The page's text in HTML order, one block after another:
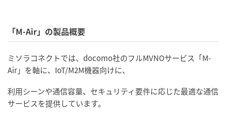
「M-Air」の製品概要
ミソラコネクトでは、docomo社のフルMVNOサービス「M-
Air」を軸に、IoT/M2M機器向けに、
利用シーンや通信容量、セキュリティ要件に応じた最適な通信
サービスを提供しています。